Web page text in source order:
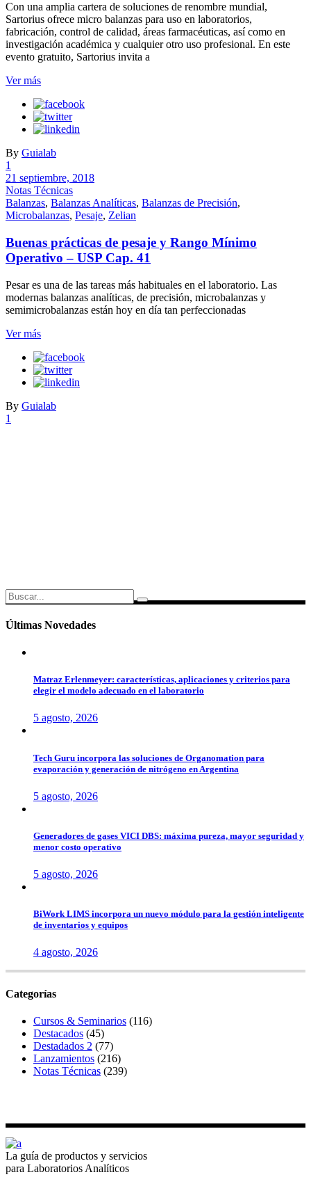
Con una amplia cartera de soluciones de renombre mundial,
Sartorius ofrece micro balanzas para uso en laboratorios,
fabricación, control de calidad, áreas farmacéuticas, así como en
investigación académica y cualquier otro uso profesional. En este
evento gratuito, Sartorius invita a
Ver más
By Guialab
1
21 septiembre, 2018
Notas Técnicas
Balanzas, Balanzas Analíticas, Balanzas de Precisión,
Microbalanzas, Pesaje, Zelian
Buenas prácticas de pesaje y Rango Mínimo
Operativo – USP Cap. 41
Pesar es una de las tareas más habituales en el laboratorio. Las
modernas balanzas analíticas, de precisión, microbalanzas y
semimicrobalanzas están hoy en día tan perfeccionadas
Ver más
By Guialab
1
Search
for:
Últimas Novedades
Matraz Erlenmeyer: características, aplicaciones y criterios para
elegir el modelo adecuado en el laboratorio
5 agosto, 2026
Tech Guru incorpora las soluciones de Organomation para
evaporación y generación de nitrógeno en Argentina
5 agosto, 2026
Generadores de gases VICI DBS: máxima pureza, mayor seguridad y
menor costo operativo
5 agosto, 2026
BiWork LIMS incorpora un nuevo módulo para la gestión inteligente
de inventarios y equipos
4 agosto, 2026
Categorías
Cursos & Seminarios (116)
Destacados (45)
Destadados 2 (77)
Lanzamientos (216)
Notas Técnicas (239)
La guía de productos y servicios
para Laboratorios Analíticos